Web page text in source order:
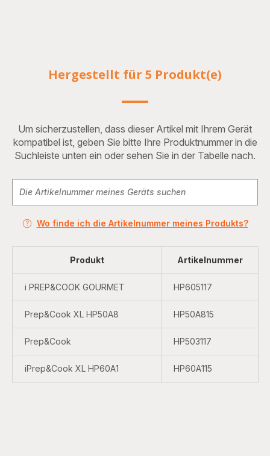
Hergestellt für 5 Produkt(e)
Um sicherzustellen, dass dieser Artikel mit Ihrem Gerät
kompatibel ist, geben Sie bitte Ihre Produktnummer in die
Suchleiste unten ein oder sehen Sie in der Tabelle nach.
Wo finde ich die Artikelnummer meines Produkts?
Produkt Artikelnummer
i PREP&COOK GOURMET HP605117
Prep&Cook XL HP50A8 HP50A815
Prep&Cook HP503117
iPrep&Cook XL HP60A1 HP60A115